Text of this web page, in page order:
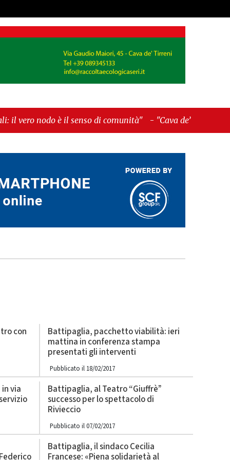
senso di comunità" -"Cava de’ Tirreni, La
con
Battipaglia, pacchetto viabilità: ieri
mattina in conferenza stampa
presentati gli interventi
Pubblicato il 18/02/2017
via
Battipaglia, al Teatro “Giuffrè”
successo per lo spettacolo di
Rivieccio
Pubblicato il 07/02/2017
Battipaglia, il sindaco Cecilia
Francese: «Piena solidarietà al